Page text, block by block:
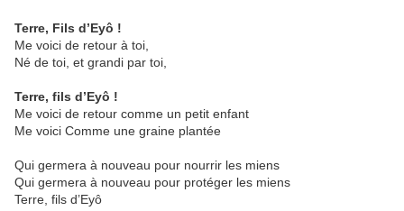
Terre, Fils d’Eyô !
Me voici de retour à toi,
Né de toi, et grandi par toi,
Terre, fils d’Eyô !
Me voici de retour comme un petit enfant
Me voici Comme une graine plantée
Qui germera à nouveau pour nourrir les miens
Qui germera à nouveau pour protéger les miens
Terre, fils d’Eyô